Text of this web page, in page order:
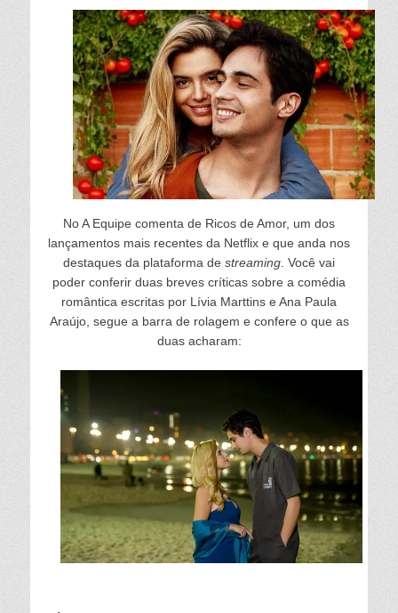
No A Equipe comenta de Ricos de Amor, um dos
lançamentos mais recentes da Netflix e que anda nos
destaques da plataforma de streaming . Você vai
poder conferir duas breves críticas sobre a comédia
romântica escritas por Lívia Marttins e Ana Paula
Araújo, segue a barra de rolagem e confere o que as
duas acharam: